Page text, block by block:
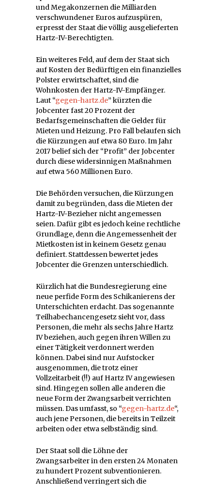
und Megakonzernen die Milliarden
verschwundener Euros aufzuspüren,
erpresst der Staat die völlig ausgelieferten
Hartz-IV-Berechtigten.
Ein weiteres Feld, auf dem der Staat sich
auf Kosten der Bedürftigen ein finanzielles
Polster erwirtschaftet, sind die
Wohnkosten der Hartz-IV-Empfänger.
Laut “gegen-hartz.de” kürzten die
Jobcenter fast 20 Prozent der
Bedarfsgemeinschaften die Gelder für
Mieten und Heizung. Pro Fall belaufen sich
die Kürzungen auf etwa 80 Euro. Im Jahr
2017 belief sich der “Profit” der Jobcenter
durch diese widersinnigen Maßnahmen
auf etwa 560 Millionen Euro.
Die Behörden versuchen, die Kürzungen
damit zu begründen, dass die Mieten der
Hartz-IV-Bezieher nicht angemessen
seien. Dafür gibt es jedoch keine rechtliche
Grundlage, denn die Angemessenheit der
Mietkosten ist in keinem Gesetz genau
definiert. Stattdessen bewertet jedes
Jobcenter die Grenzen unterschiedlich.
Kürzlich hat die Bundesregierung eine
neue perfide Form des Schikanierens der
Unterschichten erdacht. Das sogenannte
Teilhabechancengesetz sieht vor, dass
Personen, die mehr als sechs Jahre Hartz
IV beziehen, auch gegen ihren Willen zu
einer Tätigkeit verdonnert werden
können. Dabei sind nur Aufstocker
ausgenommen, die trotz einer
Vollzeitarbeit (!!) auf Hartz IV angewiesen
sind. Hingegen sollen alle anderen die
neue Form der Zwangsarbeit verrichten
müssen. Das umfasst, so “gegen-hartz.de“,
auch jene Personen, die bereits in Teilzeit
arbeiten oder etwa selbständig sind.
Der Staat soll die Löhne der
Zwangsarbeiter in den ersten 24 Monaten
zu hundert Prozent subventionieren.
Anschließend verringert sich die